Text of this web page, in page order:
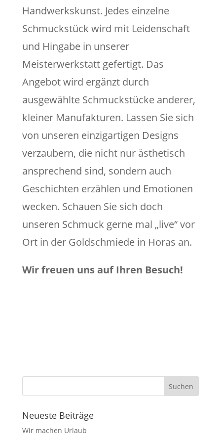
Handwerkskunst. Jedes einzelne
Schmuckstück wird mit Leidenschaft
und Hingabe in unserer
Meisterwerkstatt gefertigt. Das
Angebot wird ergänzt durch
ausgewählte Schmuckstücke anderer,
kleiner Manufakturen. Lassen Sie sich
von unseren einzigartigen Designs
verzaubern, die nicht nur ästhetisch
ansprechend sind, sondern auch
Geschichten erzählen und Emotionen
wecken. Schauen Sie sich doch
unseren Schmuck gerne mal „live“ vor
Ort in der Goldschmiede in Horas an.
Wir freuen uns auf Ihren Besuch!
Neueste Beiträge
Wir machen Urlaub